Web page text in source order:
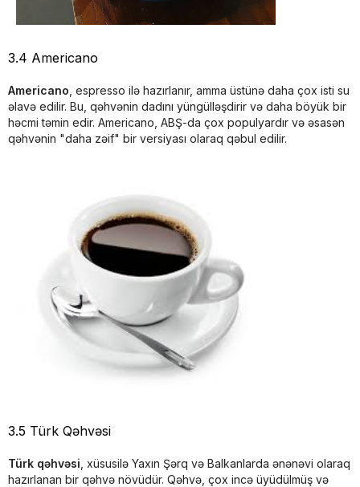
3.4 Americano
Americano , espresso ilə hazırlanır, amma üstünə daha çox isti su
əlavə edilir. Bu, qəhvənin dadını yüngülləşdirir və daha böyük bir
həcmi təmin edir. Americano, ABŞ-da çox populyardır və əsasən
qəhvənin "daha zəif" bir versiyası olaraq qəbul edilir.
3.5 Türk Qəhvəsi
Türk qəhvəsi , xüsusilə Yaxın Şərq və Balkanlarda ənənəvi olaraq
hazırlanan bir qəhvə növüdür. Qəhvə, çox incə üyüdülmüş və